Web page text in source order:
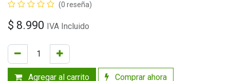
(0 reseña)
$ 8.990 IVA Incluido
Agregar al carrito Comprar ahora